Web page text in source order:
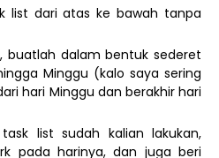
list dari atas ke bawah tanpa
buatlah dalam bentuk sederet
Minggu (kalo saya sering
hari Minggu dan berakhir hari
list sudah kalian lakukan,
pada harinya, dan juga beri